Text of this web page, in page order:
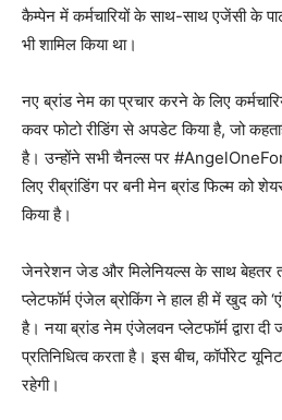
कैम्पेन में कर्मचारियों के साथ-साथ एजेंसी के
भी शामिल किया था।
नए ब्रांड नेम का प्रचार करने के लिए
कवर फोटो रीडिंग से अपडेट किया है, जो
है। उन्होंने सभी चैनल्स पर
लिए रीब्रांडिंग पर बनी मेन ब्रांड फिल्म को
किया है।
जेनरेशन जेड और मिलेनियल्स के साथ बेहतर
प्लेटफॉर्म एंजेल ब्रोकिंग ने हाल ही में खुद को
है। नया ब्रांड नेम एंजेलवन प्लेटफॉर्म द्वारा
प्रतिनिधित्व करता है। इस बीच, कॉर्पोरेट
रहेगी।